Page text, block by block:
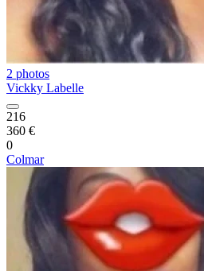
2 photos
Vickky Labelle
216
360 €
0
Colmar